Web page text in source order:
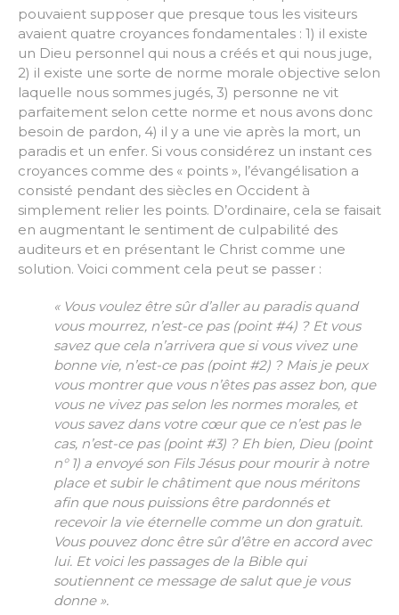
pouvaient supposer que presque tous les visiteurs
avaient quatre croyances fondamentales : 1) il existe
un Dieu personnel qui nous a créés et qui nous juge,
2) il existe une sorte de norme morale objective selon
laquelle nous sommes jugés, 3) personne ne vit
parfaitement selon cette norme et nous avons donc
besoin de pardon, 4) il y a une vie après la mort, un
paradis et un enfer. Si vous considérez un instant ces
croyances comme des « points », l’évangélisation a
consisté pendant des siècles en Occident à
simplement relier les points. D’ordinaire, cela se faisait
en augmentant le sentiment de culpabilité des
auditeurs et en présentant le Christ comme une
solution. Voici comment cela peut se passer :
« Vous voulez être sûr d’aller au paradis quand
vous mourrez, n’est-ce pas (point #4) ? Et vous
savez que cela n’arrivera que si vous vivez une
bonne vie, n’est-ce pas (point #2) ? Mais je peux
vous montrer que vous n’êtes pas assez bon, que
vous ne vivez pas selon les normes morales, et
vous savez dans votre cœur que ce n’est pas le
cas, n’est-ce pas (point #3) ? Eh bien, Dieu (point
n° 1) a envoyé son Fils Jésus pour mourir à notre
place et subir le châtiment que nous méritons
afin que nous puissions être pardonnés et
recevoir la vie éternelle comme un don gratuit.
Vous pouvez donc être sûr d’être en accord avec
lui. Et voici les passages de la Bible qui
soutiennent ce message de salut que je vous
donne ».